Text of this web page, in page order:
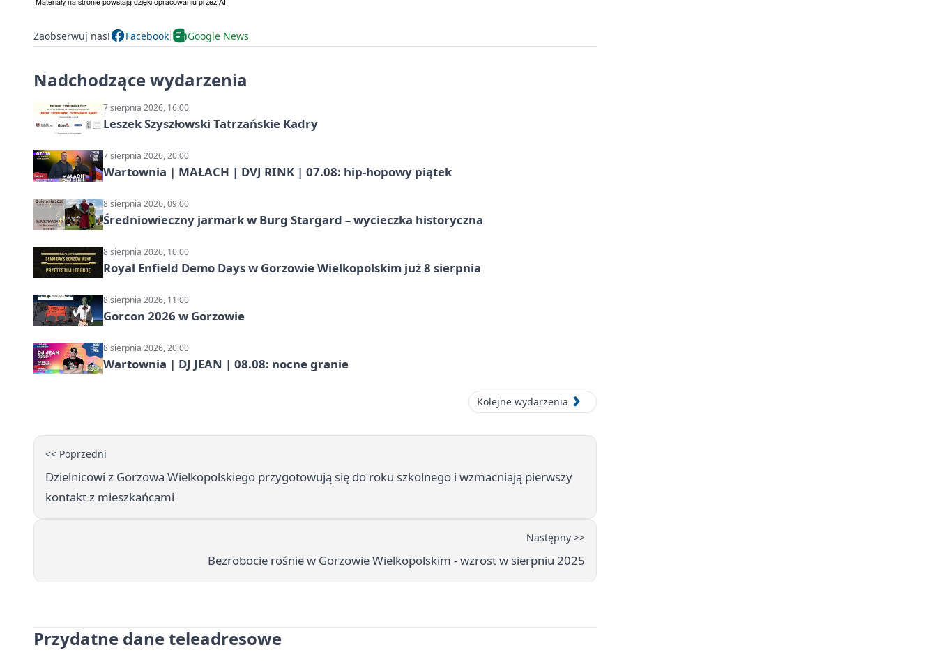
Zaobserwuj nas! Facebook Google News
Nadchodzące wydarzenia
7 sierpnia 2026, 16:00
Leszek Szyszłowski Tatrzańskie Kadry
7 sierpnia 2026, 20:00
Wartownia | MAŁACH | DVJ RINK | 07.08: hip-hopowy piątek
8 sierpnia 2026, 09:00
Średniowieczny jarmark w Burg Stargard – wycieczka historyczna
8 sierpnia 2026, 10:00
Royal Enfield Demo Days w Gorzowie Wielkopolskim już 8 sierpnia
8 sierpnia 2026, 11:00
Gorcon 2026 w Gorzowie
8 sierpnia 2026, 20:00
Wartownia | DJ JEAN | 08.08: nocne granie
Kolejne wydarzenia
<< Poprzedni
Dzielnicowi z Gorzowa Wielkopolskiego przygotowują się do roku szkolnego i wzmacniają pierwszy
kontakt z mieszkańcami
Następny >>
Bezrobocie rośnie w Gorzowie Wielkopolskim - wzrost w sierpniu 2025
Przydatne dane teleadresowe